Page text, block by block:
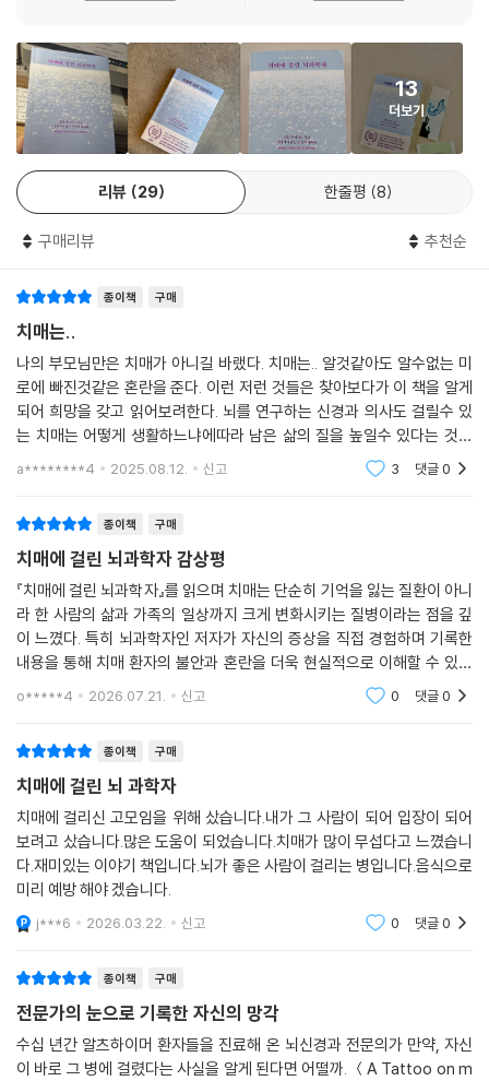
13
더보기
리뷰 29 한줄평 8
구매리뷰 추천순
종이책 구매
치매는..
나의 부모님만은 치매가 아니길 바랬다. 치매는.. 알것같아도 알수없는 미
로에 빠진것같은 혼란을 준다. 이런 저런 것들은 찾아보다가 이 책을 알게
되어 희망을 갖고 읽어보려한다. 뇌를 연구하는 신경과 의사도 걸릴수 있
는 치매는 어떻게 생활하느냐에따라 남은 삶의 질을 높일수 있다는 것에
희망을 엿보게한다. 부모님의 남은 삶도 나의 남은 삶도 무탈하기를..
a********4 2025.08.12. 신고 3 댓글0
종이책 구매
치매에 걸린 뇌과학자 감상평
『치매에 걸린 뇌과학자』를 읽으며 치매는 단순히 기억을 잃는 질환이 아니
라 한 사람의 삶과 가족의 일상까지 크게 변화시키는 질병이라는 점을 깊
이 느꼈다. 특히 뇌과학자인 저자가 자신의 증상을 직접 경험하며 기록한
내용을 통해 치매 환자의 불안과 혼란을 더욱 현실적으로 이해할 수 있었
다. 또한 치매 환자를 단순히 도움을 받아야 하는 대상으로만 볼 것이 아니
o*****4 2026.07.21. 신고 0 댓글0
종이책 구매
치매에 걸린 뇌 과학자
치매에 걸리신 고모임을 위해 샀습니다.내가 그 사람이 되어 입장이 되어
보려고 샀습니다.많은 도움이 되었습니다.치매가 많이 무섭다고 느꼈습니
다.재미있는 이야기 책입니다.뇌가 좋은 사람이 걸리는 병입니다.음식으로
미리 예방 해야 겠습니다.
j***6 2026.03.22. 신고 0 댓글0
종이책 구매
전문가의 눈으로 기록한 자신의 망각
수십 년간 알츠하이머 환자들을 진료해 온 뇌신경과 전문의가 만약, 자신
이 바로 그 병에 걸렸다는 사실을 알게 된다면 어떨까. ＜A Tattoo on m